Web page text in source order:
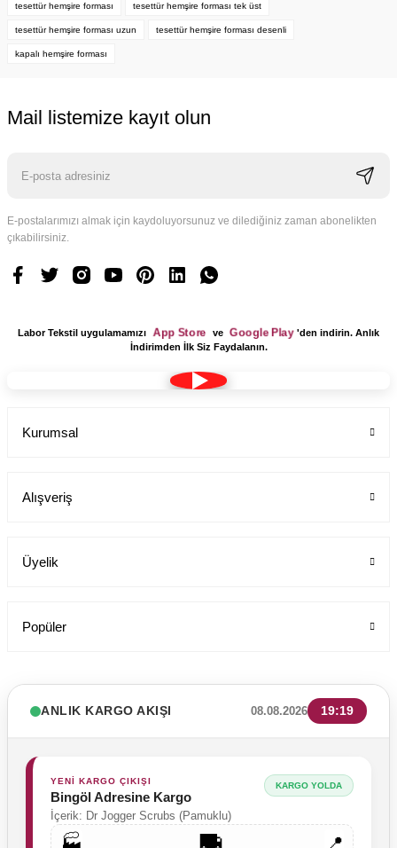
tesettür hemşire forması tesettür hemşire forması tek üst
tesettür hemşire forması uzun tesettür hemşire forması desenli
kapalı hemşire forması
Mail listemize kayıt olun
E-postalarımızı almak için kaydoluyorsunuz ve dilediğiniz zaman abonelikten
çıkabilirsiniz.
Labor Tekstil uygulamamızı App Store ve Google Play 'den indirin. Anlık
İndirimden İlk Siz Faydalanın.
Kurumsal
Alışveriş
Üyelik
Popüler
ANLIK KARGO AKIŞI 08.08.2026 19:19
YENİ KARGO ÇIKIŞI
Bingöl Adresine Kargo
İçerik: Dr Jogger Scrubs (Pamuklu)
KARGO YOLDA